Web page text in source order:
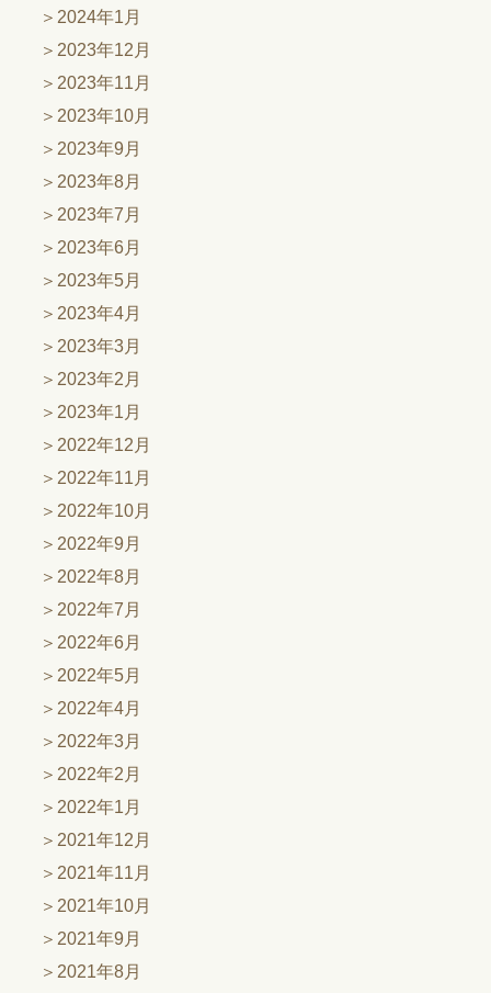
2024年1月
2023年12月
2023年11月
2023年10月
2023年9月
2023年8月
2023年7月
2023年6月
2023年5月
2023年4月
2023年3月
2023年2月
2023年1月
2022年12月
2022年11月
2022年10月
2022年9月
2022年8月
2022年7月
2022年6月
2022年5月
2022年4月
2022年3月
2022年2月
2022年1月
2021年12月
2021年11月
2021年10月
2021年9月
2021年8月